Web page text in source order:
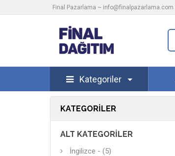
Final Pazarlama ~ info@finalpazarlama.com
Kategoriler
KATEGORILER
ALT KATEGORILER
İngilizce - (5)